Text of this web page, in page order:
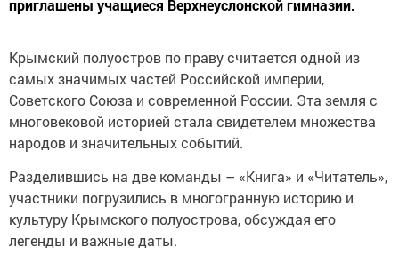
приглашены учащиеся Верхнеуслонской гимназии.
Крымский полуостров по праву считается одной из
самых значимых частей Российской империи,
Советского Союза и современной России. Эта земля с
многовековой историей стала свидетелем множества
народов и значительных событий.
Разделившись на две команды – «Книга» и «Читатель»,
участники погрузились в многогранную историю и
культуру Крымского полуострова, обсуждая его
легенды и важные даты.